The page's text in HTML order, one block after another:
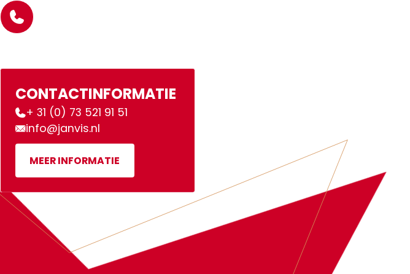
CONTACTINFORMATIE
+ 31 (0) 73 521 91 51
info@janvis.nl
MEER INFORMATIE